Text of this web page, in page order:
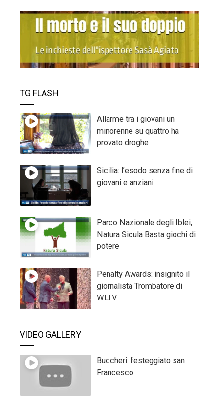
TG FLASH
Allarme tra i giovani un
minorenne su quattro ha
provato droghe
Sicilia: l’esodo senza fine di
giovani e anziani
Parco Nazionale degli Iblei,
Natura Sicula Basta giochi di
potere
Penalty Awards: insignito il
giornalista Trombatore di
WLTV
VIDEO GALLERY
Buccheri: festeggiato san
Francesco